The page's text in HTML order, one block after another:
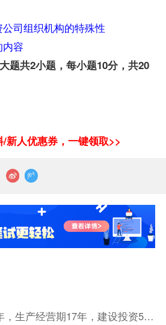
司组织机构的特殊性
容
题共2小题，每小题10分，共20
/新人优惠券，一键领取>>
某建设项目建设期3年，生产经营期17年，建设投资5500万元